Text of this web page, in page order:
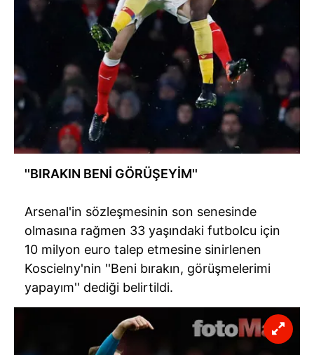
''BIRAKIN BENİ GÖRÜŞEYİM''
Arsenal'in sözleşmesinin son senesinde
olmasına rağmen 33 yaşındaki futbolcu için
10 milyon euro talep etmesine sinirlenen
Koscielny'nin ''Beni bırakın, görüşmelerimi
yapayım'' dediği belirtildi.